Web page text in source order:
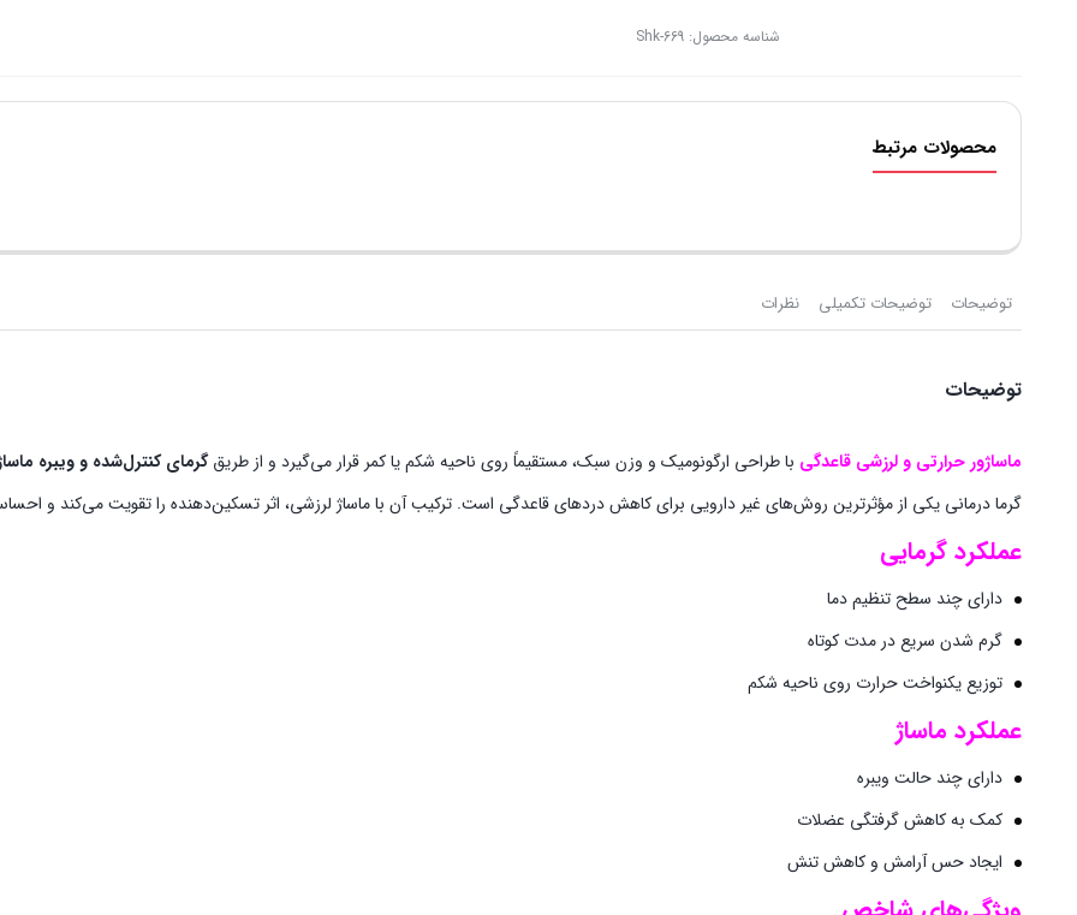
شناسه محصول:Shk-669
محصولات مرتبط
توضیحات توضیحات تکمیلی نظرات
توضیحات
ماساژور حرارتی و لرزشی قاعدگی با طراحی ارگونومیک و وزن سبک، مستقیماً روی ناحیه شکم یا کمر قرار می‌گیرد و از طریقگرمای کنترل‌شده و ویبره
گرما درمانی یکی از مؤثرترین روش‌های غیر دارویی برای کاهش دردهای قاعدگی است. ترکیب آن با ماساژ لرزشی، اثر تسکین‌دهنده را تقویت می‌کند و
عملکرد گرمایی
دارای چند سطح تنظیم دما
گرم شدن سریع در مدت کوتاه
توزیع یکنواخت حرارت روی ناحیه شکم
عملکرد ماساژ
دارای چند حالت ویبره
کمک به کاهش گرفتگی عضلات
ایجاد حس آرامش و کاهش تنش